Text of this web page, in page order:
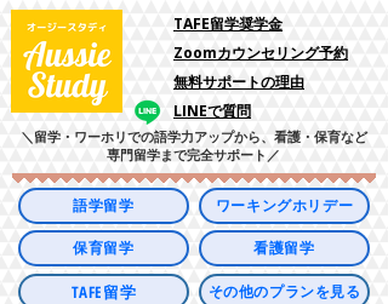
​TAFE留学奨学金
Zoomカウンセリング予約
​無料サポートの理由
LINEで質問
＼留学・ワーホリでの語学力アップから、看護・保育など
専門留学まで完全サポート／
語学留学
保育留学
TAFE留学
ワーキングホリデー
看護留学
その他のプランを見る